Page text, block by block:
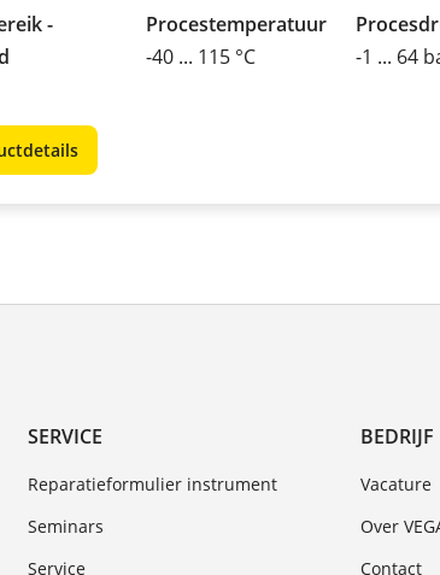
-
Procestemperatuur
-40 ... 115 °C
-1 ... 64
SERVICE
Reparatieformulier instrument
Seminars
Service
BEDRIJF
Vacature
Over
Contact